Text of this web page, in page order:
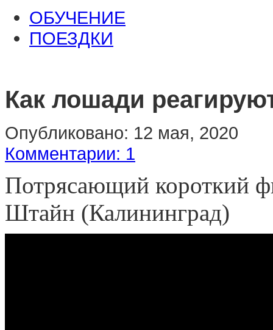
ОБУЧЕНИЕ
ПОЕЗДКИ
Как лошади
Опубликовано: 12 мая, 2020
Комментарии: 1
Потрясающий короткий
Штайн (Калининград)